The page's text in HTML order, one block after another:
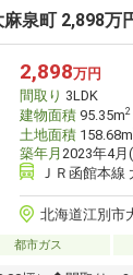
泉町 2,898万
2,898万円
間取り 3LDK
建物面積95.35m2
土地面積158.68m
築年月 2023年4月
ＪＲ函館本線
北海道江別市
都市ガス